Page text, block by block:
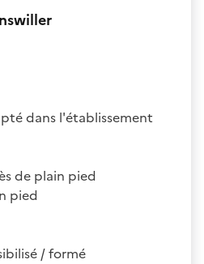
dans l'établissement
de plain pied
pied
/ formé